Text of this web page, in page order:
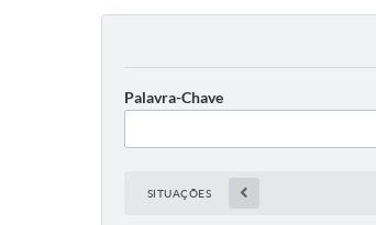
Palavra-Chave
SITUAÇÕES